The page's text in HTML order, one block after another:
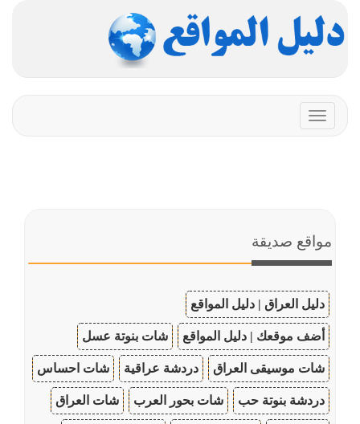
Toggle
navigation
مواقع صديقة
دليل العراق | دليل المواقع
أضف موقعك | دليل المواقع شات بنوتة عسل
شات موسيقى العراق دردشة عراقية شات احساس
دردشة بنوتة حب شات بحور العرب شات العراق